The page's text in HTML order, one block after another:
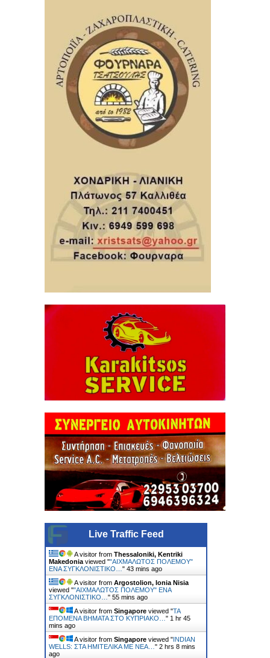
Live Traffic Feed
A visitor from Thessaloniki, Kentriki
Makedonia viewed ""ΑΙΧΜΑΛΩΤΟΣ ΠΟΛΕΜΟΥ"
ΕΝΑ ΣΥΓΚΛΟΝΙΣΤΙΚΟ… " 43 mins ago
A visitor from Argostolion, Ionia Nisia
viewed ""ΑΙΧΜΑΛΩΤΟΣ ΠΟΛΕΜΟΥ" ΕΝΑ
ΣΥΓΚΛΟΝΙΣΤΙΚΟ… " 55 mins ago
A visitor from Singapore viewed "ΤΑ
ΕΠΟΜΕΝΑ ΒΗΜΑΤΑ ΣΤΟ ΚΥΠΡΙΑΚΟ… " 1 hr 45
mins ago
A visitor from Singapore viewed "INDIAN
WELLS: ΣΤΑ ΗΜΙΤΕΛΙΚΑ ΜΕ ΝΕΑ… " 2 hrs 8 mins
ago